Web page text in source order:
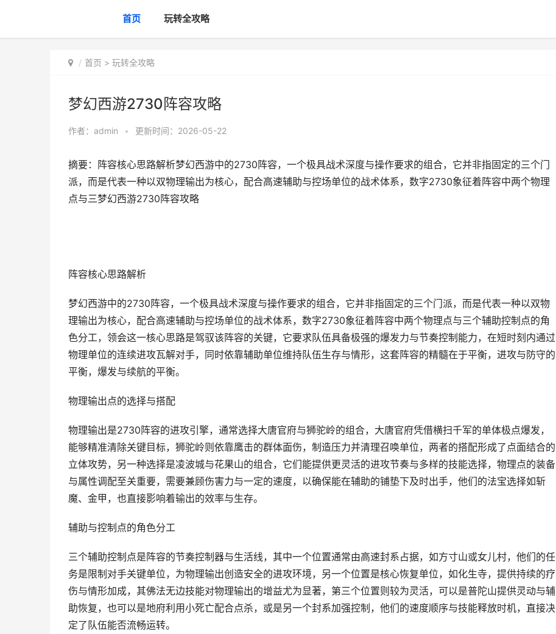
首页 玩转全攻略
首页 > 玩转全攻略
梦幻西游2730阵容攻略
作者： admin • 更新时间：2026-05-22
摘要：阵容核心思路解析梦幻西游中的2730阵容，一个极具战术深度与操作要求的组合，它并非指固定的三个门
派，而是代表一种以双物理输出为核心，配合高速辅助与控场单位的战术体系，数字2730象征着阵容中两个物理
点与三梦幻西游2730阵容攻略
阵容核心思路解析
梦幻西游中的2730阵容，一个极具战术深度与操作要求的组合，它并非指固定的三个门派，而是代表一种以双物
理输出为核心，配合高速辅助与控场单位的战术体系，数字2730象征着阵容中两个物理点与三个辅助控制点的角
色分工，领会这一核心思路是驾驭该阵容的关键，它要求队伍具备极强的爆发力与节奏控制能力，在短时刻内通过
物理单位的连续进攻瓦解对手，同时依靠辅助单位维持队伍生存与情形，这套阵容的精髓在于平衡，进攻与防守的
平衡，爆发与续航的平衡。
物理输出点的选择与搭配
物理输出是2730阵容的进攻引擎，通常选择大唐官府与狮驼岭的组合，大唐官府凭借横扫千军的单体极点爆发，
能够精准清除关键目标，狮驼岭则依靠鹰击的群体面伤，制造压力并清理召唤单位，两者的搭配形成了点面结合的
立体攻势，另一种选择是凌波城与花果山的组合，它们能提供更灵活的进攻节奏与多样的技能选择，物理点的装备
与属性调配至关重要，需要兼顾伤害力与一定的速度，以确保能在辅助的铺垫下及时出手，他们的法宝选择如斩
魔、金甲，也直接影响着输出的效率与生存。
辅助与控制点的角色分工
三个辅助控制点是阵容的节奏控制器与生活线，其中一个位置通常由高速封系占据，如方寸山或女儿村，他们的任
务是限制对手关键单位，为物理输出创造安全的进攻环境，另一个位置是核心恢复单位，如化生寺，提供持续的疗
伤与情形加成，其佛法无边技能对物理输出的增益尤为显著，第三个位置则较为灵活，可以是普陀山提供灵动与辅
助恢复，也可以是地府利用小死亡配合点杀，或是另一个封系加强控制，他们的速度顺序与技能释放时机，直接决
定了队伍能否流畅运转。